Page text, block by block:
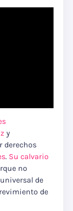
y
derechos
. Su calvario
no
de
de